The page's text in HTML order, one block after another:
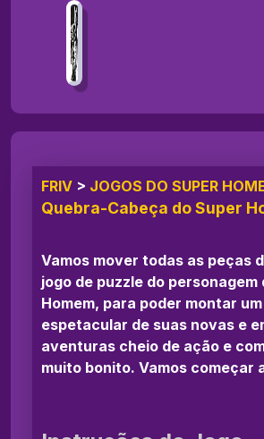
FRIV > JOGOS DO SUPER
Quebra-Cabeça do Super
Vamos mover todas as peças
jogo de puzzle do personagem
Homem, para poder montar
espetacular de suas novas e
aventuras cheio de ação e
muito bonito. Vamos começar